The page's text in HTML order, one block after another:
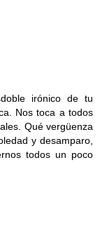
irónico de tu
Nos toca a todos
Qué vergüenza
y desamparo,
todos un poco